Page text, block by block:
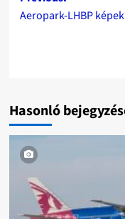
navigation
Aeropark-LHBP
Hasonló